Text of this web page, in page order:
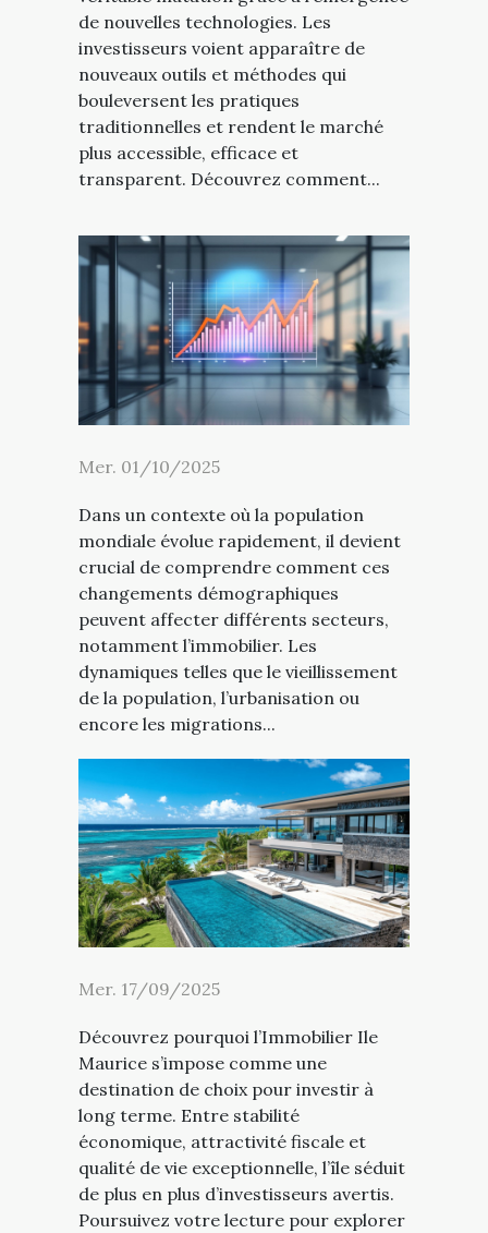
de nouvelles technologies. Les
investisseurs voient apparaître de
nouveaux outils et méthodes qui
bouleversent les pratiques
traditionnelles et rendent le marché
plus accessible, efficace et
transparent. Découvrez comment...
Mer. 01/10/2025
Dans un contexte où la population
mondiale évolue rapidement, il devient
crucial de comprendre comment ces
changements démographiques
peuvent affecter différents secteurs,
notamment l’immobilier. Les
dynamiques telles que le vieillissement
de la population, l’urbanisation ou
encore les migrations...
Mer. 17/09/2025
Découvrez pourquoi l’Immobilier Ile
Maurice s’impose comme une
destination de choix pour investir à
long terme. Entre stabilité
économique, attractivité fiscale et
qualité de vie exceptionnelle, l’île séduit
de plus en plus d’investisseurs avertis.
Poursuivez votre lecture pour explorer